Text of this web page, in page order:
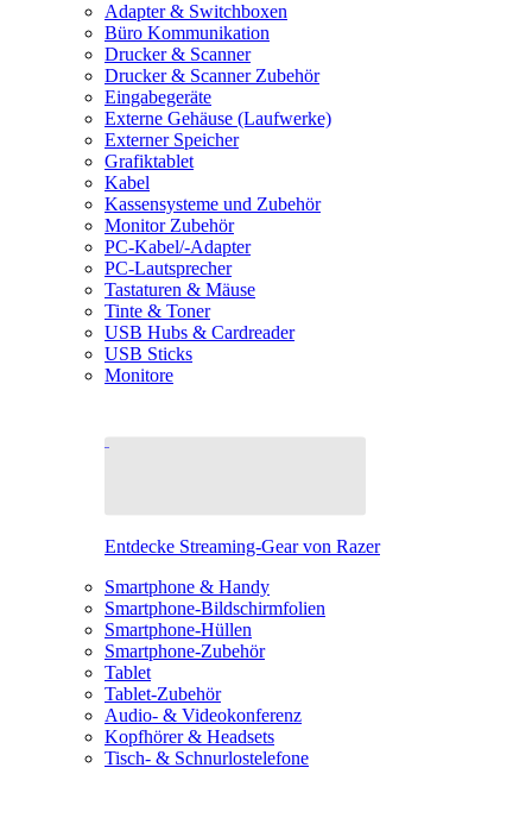
Adapter & Switchboxen
Büro Kommunikation
Drucker & Scanner
Drucker & Scanner Zubehör
Eingabegeräte
Externe Gehäuse (Laufwerke)
Externer Speicher
Grafiktablet
Kabel
Kassensysteme und Zubehör
Monitor Zubehör
PC-Kabel/-Adapter
PC-Lautsprecher
Tastaturen & Mäuse
Tinte & Toner
USB Hubs & Cardreader
USB Sticks
Monitore
Entdecke Streaming-Gear von Razer
Smartphone & Handy
Smartphone-Bildschirmfolien
Smartphone-Hüllen
Smartphone-Zubehör
Tablet
Tablet-Zubehör
Audio- & Videokonferenz
Kopfhörer & Headsets
Tisch- & Schnurlostelefone